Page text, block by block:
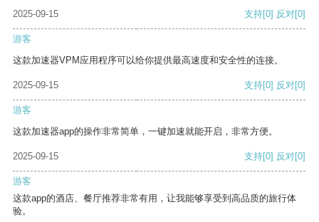
2025-09-15 支持[0] 反对[0]
游客
这款加速器VPM应用程序可以给你提供最高速度和安全性的连接。
2025-09-15 支持[0] 反对[0]
游客
这款加速器app的操作非常简单，一键加速就能开启，非常方便。
2025-09-15 支持[0] 反对[0]
游客
这款app的酒店、餐厅推荐非常有用，让我能够享受到高品质的旅行体
验。